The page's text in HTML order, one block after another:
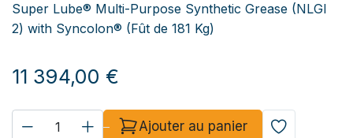
Super Lube® Multi-Purpose Synthetic Grease (NLGI
2) with Syncolon® (Fût de 181 Kg)
11 394,00 €
Ajouter au panier